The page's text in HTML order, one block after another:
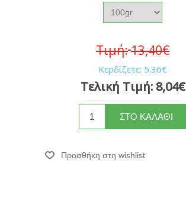
Τιμή:13,40€
Κερδίζετε: 5.36€
Τελική Τιμή: 8,04€